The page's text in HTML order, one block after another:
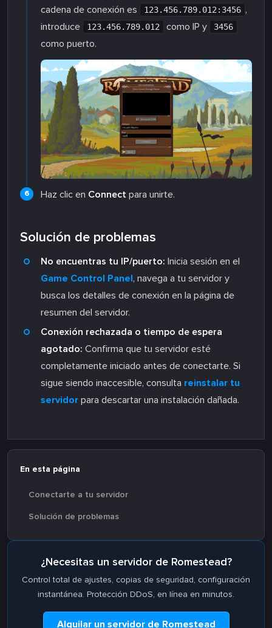
cadena de conexión es
123.456.789.012:3456 ,
introduce
123.456.789.012 como IP y 3456
como puerto.
Haz clic en Connect para unirte.
Solución de problemas
No encuentras tu IP/puerto: Inicia sesión en el
Game Control Panel, navega a tu servidor y
busca los detalles de conexión en la página de
resumen del servidor.
Conexión rechazada o tiempo de espera
agotado: Confirma que tu servidor esté
completamente iniciado antes de conectarte. Si
sigue siendo inaccesible, consulta reinstalar tu
servidor para descartar una instalación dañada.
En esta página
Conectarte a tu servidor
Solución de problemas
¿Necesitas un servidor de Romestead?
Control total de ajustes, copias de seguridad, configuración
instantánea. Protección DDoS, en línea en minutos.
Alquilar un servidor de Romestead